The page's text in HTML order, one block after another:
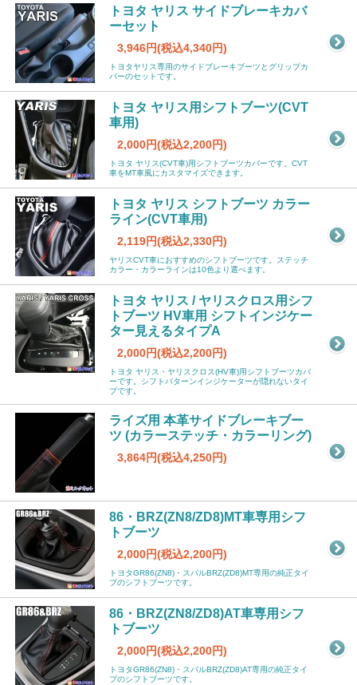
トヨタ ヤリス サイドブレーキカバ
ーセット
3,946円(税込4,340円)
トヨタヤリス専用のサイドブレーキブーツとグリップカ
バーのセットです。
トヨタ ヤリス用シフトブーツ(CVT
車用)
2,000円(税込2,200円)
トヨタ ヤリス(CVT車)用シフトブーツカバーです。CVT
車をMT車風にカスタマイズできます。
トヨタ ヤリス シフトブーツ カラー
ライン(CVT車用)
2,119円(税込2,330円)
ヤリスCVT車におすすめのシフトブーツです。ステッチ
カラー・カラーラインは10色より選べます。
トヨタ ヤリス / ヤリスクロス用シフ
トブーツ HV車用 シフトインジケー
ター見えるタイプA
2,000円(税込2,200円)
トヨタ ヤリス・ヤリスクロス(HV車)用シフトブーツカバ
ーです。シフトパターンインジケーターが隠れないタイ
プです。
ライズ用 本革サイドブレーキブー
ツ (カラーステッチ・カラーリング)
3,864円(税込4,250円)
86・BRZ(ZN8/ZD8)MT車専用シフ
トブーツ
2,000円(税込2,200円)
トヨタGR86(ZN8)・スバルBRZ(ZD8)MT専用の純正タイ
プのシフトブーツです。
86・BRZ(ZN8/ZD8)AT車専用シフ
トブーツ
2,000円(税込2,200円)
トヨタGR86(ZN8)・スバルBRZ(ZD8)AT専用の純正タイ
プのシフトブーツです。